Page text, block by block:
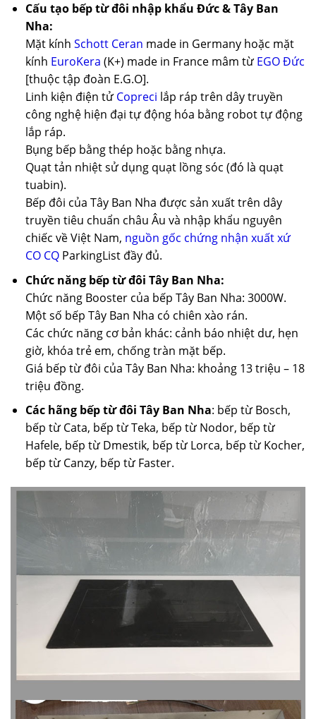
Cấu tạo bếp từ đôi nhập khẩu Đức & Tây Ban
Nha:
Mặt kính Schott Ceran made in Germany hoặc mặt
kính EuroKera (K+) made in France mâm từ EGO Đức
[thuộc tập đoàn E.G.O].
Linh kiện điện tử Copreci lắp ráp trên dây truyền
công nghệ hiện đại tự động hóa bằng robot tự động
lắp ráp.
Bụng bếp bằng thép hoặc bằng nhựa.
Quạt tản nhiệt sử dụng quạt lồng sóc (đó là quạt
tuabin).
Bếp đôi của Tây Ban Nha được sản xuất trên dây
truyền tiêu chuẩn châu Âu và nhập khẩu nguyên
chiếc về Việt Nam, nguồn gốc chứng nhận xuất xứ
CO CQParkingList đầy đủ.
Chức năng bếp từ đôi Tây Ban Nha:
Chức năng Booster của bếp Tây Ban Nha: 3000W.
Một số bếp Tây Ban Nha có chiên xào rán.
Các chức năng cơ bản khác: cảnh báo nhiệt dư, hẹn
giờ, khóa trẻ em, chống tràn mặt bếp.
Giá bếp từ đôi của Tây Ban Nha: khoảng 13 triệu – 18
triệu đồng.
Các hãng bếp từ đôi Tây Ban Nha: bếp từ Bosch,
bếp từ Cata, bếp từ Teka, bếp từ Nodor, bếp từ
Hafele, bếp từ Dmestik, bếp từ Lorca, bếp từ Kocher,
bếp từ Canzy, bếp từ Faster.